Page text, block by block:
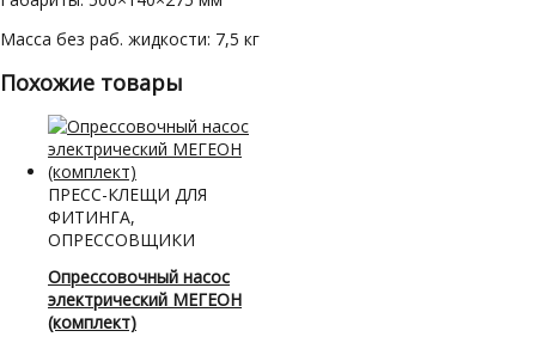
Масса без раб. жидкости: 7,5 кг
Похожие товары
ПРЕСС-КЛЕЩИ ДЛЯ
ФИТИНГА,
ОПРЕССОВЩИКИ
Опрессовочный насос
электрический МЕГЕОН
(комплект)